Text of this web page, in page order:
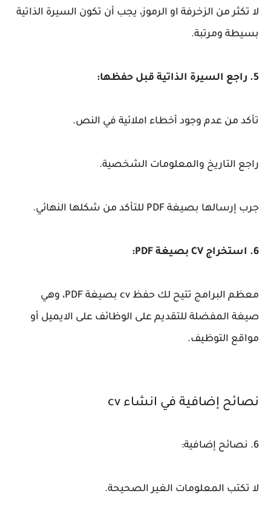
لا تكثر من الزخرفة او الرموز، يجب أن تكون السيرة الذاتية
بسيطة ومرتبة.
5. راجع السيرة الذاتية قبل حفظها:
تأكد من عدم وجود أخطاء املائية في النص.
راجع التاريخ والمعلومات الشخصية.
جرب إرسالها بصيغة PDF للتأكد من شكلها النهائي.
6. استخراج CV بصيغة PDF:
معظم البرامج تتيح لك حفظ cv بصيغة PDF، وهي
صيغة المفضلة للتقديم على الوظائف على الايميل أو
مواقع التوظيف.
نصائح إضافية في انشاء cv
6. نصائح إضافية:
لا تكتب المعلومات الغير الصحيحة.